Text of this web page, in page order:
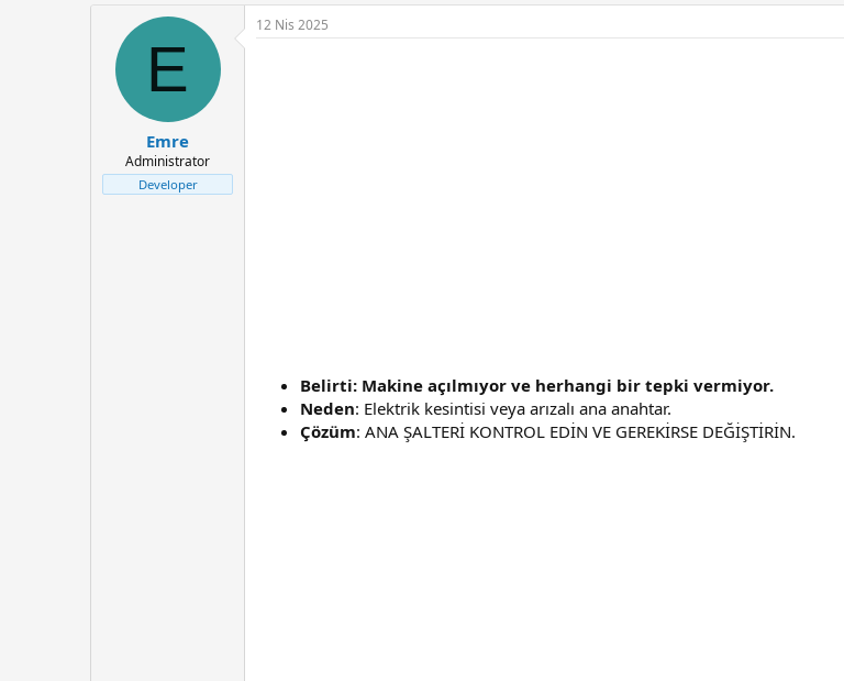
l
a
n
ı
ç
t
a
E
Emre
Administrator
Developer
12 Nis 2025
Belirti: Makine açılmıyor ve herhangi bir tepki vermiyor.
Neden: Elektrik kesintisi veya arızalı ana anahtar.
Çözüm: ANA ŞALTERİ KONTROL EDİN VE GEREKİRSE DEĞİŞTİRİN.